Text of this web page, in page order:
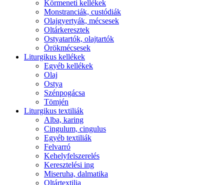
Körmeneti kellékek
Monstranciák, custódiák
Olajgyertyák, mécsesek
Oltárkeresztek
Ostyatartók, olajtartók
Örökmécsesek
Liturgikus kellékek
Egyéb kellékek
Olaj
Ostya
Szénpogácsa
Tömjén
Liturgikus textiliák
Alba, karing
Cingulum, cingulus
Egyéb textiliák
Felvarró
Kehelyfelszerelés
Keresztelési ing
Miseruha, dalmatika
Oltártextilia